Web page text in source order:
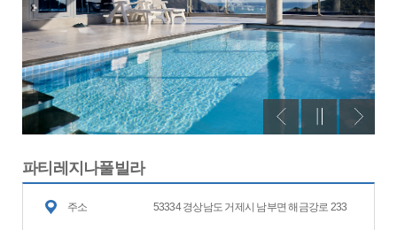
파티레지나풀빌라
주소 53334 경상남도 거제시 남부면 해금강로 233